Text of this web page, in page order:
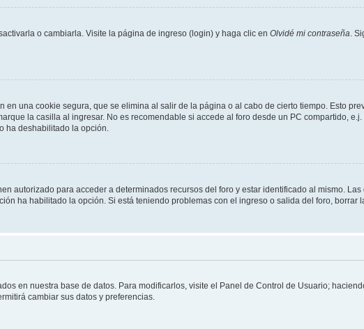
o cambiarla. Visite la página de ingreso (login) y haga clic en Olvidé mi contraseña .
en una cookie segura, que se elimina al salir de la página o al cabo de cierto tiempo. Esto
la casilla al ingresar. No es recomendable si accede al foro desde un PC compartido,
ha deshabilitado la opción.
autorizado para acceder a determinados recursos del foro y estar identificado al mismo.
ha habilitado la opción. Si está teniendo problemas con el ingreso o salida del foro, borrar
en nuestra base de datos. Para modificarlos, visite el Panel de Control de Usuario;
cambiar sus datos y preferencias.